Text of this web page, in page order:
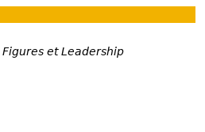
Figures et Leadership